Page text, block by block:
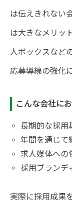
は伝えきれない
は大きなメリッ
人ボックスなど
応募導線の強化
こんな会社に
長期的な採用
年間を通じて
求人媒体への
採用ブランデ
実際に採用成果